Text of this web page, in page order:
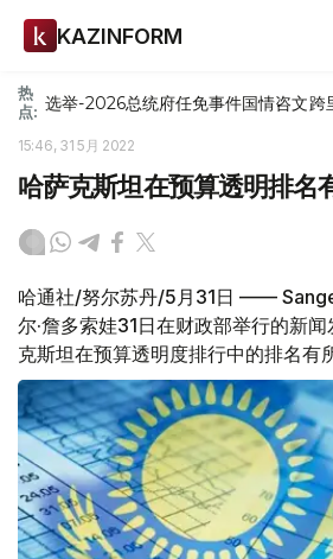
KAZINFORM
热
点: 选举-2026总统府任免事件国情咨文跨
15:46, 31 5月 2022
哈萨克斯坦在预算透明排名
哈通社/努尔苏丹/5月31日 ——
尔·詹多索娃31日在财政部举行的新
克斯坦在预算透明度排行中的排名有